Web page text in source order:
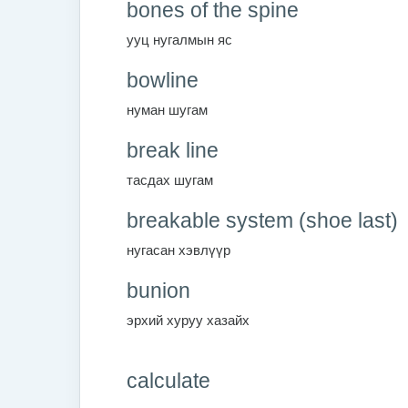
bones of the spine
ууц нугалмын яс
bowline
нуман шугам
break line
тасдах шугам
breakable system (shoe last)
нугасан хэвлүүр
bunion
эрхий хуруу хазайх
calculate